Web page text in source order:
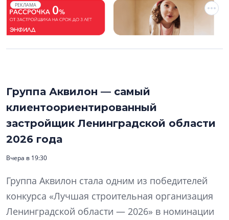
РЕКЛАМА
Группа Аквилон — самый
клиентоориентированный
застройщик Ленинградской области
2026 года
Вчера в 19:30
Группа Аквилон стала одним из победителей
конкурса «Лучшая строительная организация
Ленинградской области — 2026» в номинации